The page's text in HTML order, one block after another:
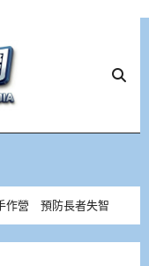
作營 預防長者失智